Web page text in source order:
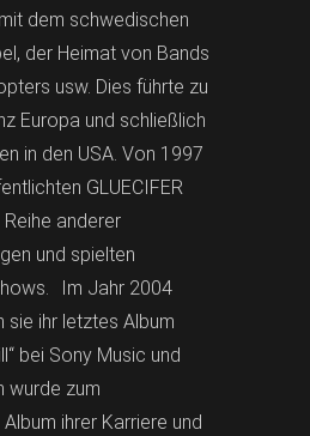
dem schwedischen
der Heimat von Bands
usw. Dies führte zu
Europa und schließlich
in den USA. Von 1997
GLUECIFER
anderer
und spielten
Im Jahr 2004
ihr letztes Album
bei Sony Music und
wurde zum
ihrer Karriere und